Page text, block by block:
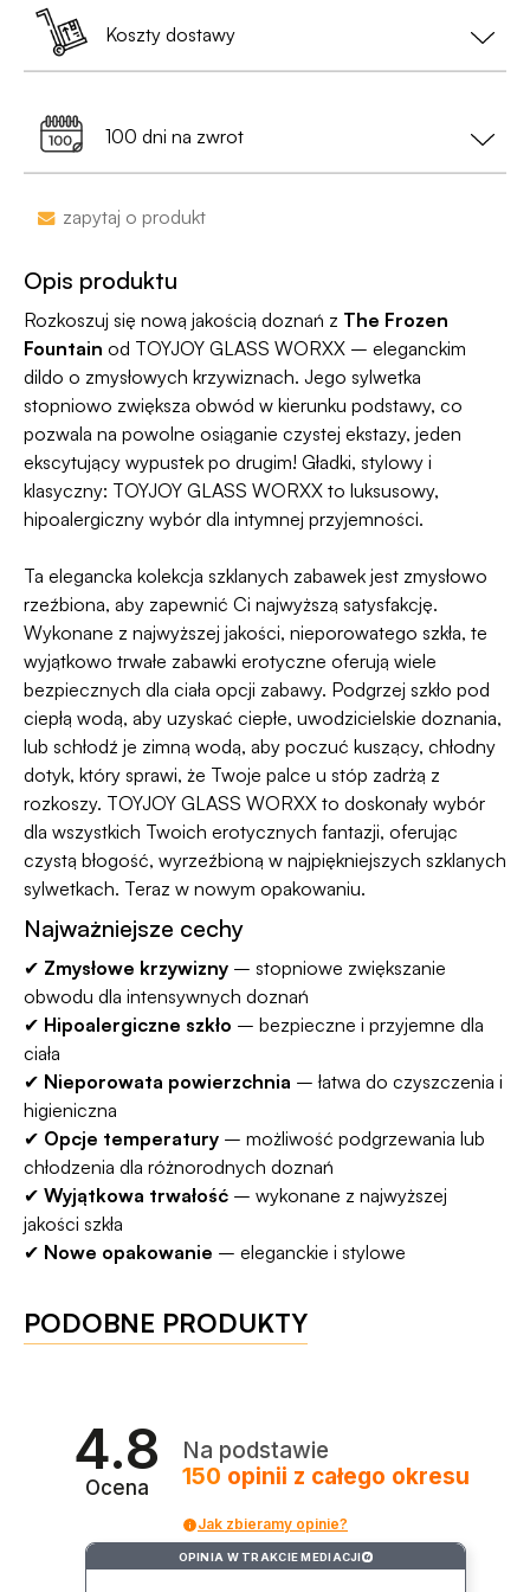
• Na etykiecie znajdzie sięneutralny nadawca,
Dyskrecji — jeśli ją naruszymy, zwrócimy Ci
samego dnia (w dni robocze).
Jest już po 13:00? Zamów teraz – wyślemy w
Koszty dostawy
przy zamówieniu za min. 199 zł
100 dni na zwrot
100 dni na zwrot. Sam proces jesy niezwykle
programu Wygodne Zwroty®
zapytaj o produkt
Opis produktu
Rozkoszuj się nową jakością doznań z The Frozen
Fountain od TOYJOY GLASS WORXX – eleganckim
dildo o zmysłowych krzywiznach. Jego sylwetka
stopniowo zwiększa obwód w kierunku podstawy, co
pozwala na powolne osiąganie czystej ekstazy, jeden
ekscytujący wypustek po drugim! Gładki, stylowy i
klasyczny: TOYJOY GLASS WORXX to luksusowy,
hipoalergiczny wybór dla intymnej przyjemności.
Ta elegancka kolekcja szklanych zabawek jest zmysłowo
rzeźbiona, aby zapewnić Ci najwyższą satysfakcję.
Wykonane z najwyższej jakości, nieporowatego szkła, te
wyjątkowo trwałe zabawki erotyczne oferują wiele
bezpiecznych dla ciała opcji zabawy. Podgrzej szkło pod
ciepłą wodą, aby uzyskać ciepłe, uwodzicielskie doznania,
lub schłodź je zimną wodą, aby poczuć kuszący, chłodny
dotyk, który sprawi, że Twoje palce u stóp zadrżą z
rozkoszy. TOYJOY GLASS WORXX to doskonały wybór
dla wszystkich Twoich erotycznych fantazji, oferując
czystą błogość, wyrzeźbioną w najpiękniejszych szklanych
sylwetkach. Teraz w nowym opakowaniu.
Najważniejsze cechy
✔ Zmysłowe krzywizny – stopniowe zwiększanie
obwodu dla intensywnych doznań
✔ Hipoalergiczne szkło – bezpieczne i przyjemne dla
ciała
✔ Nieporowata powierzchnia – łatwa do czyszczenia i
higieniczna
✔ Opcje temperatury – możliwość podgrzewania lub
chłodzenia dla różnorodnych doznań
✔ Wyjątkowa trwałość – wykonane z najwyższej
jakości szkła
✔ Nowe opakowanie – eleganckie i stylowe
PODOBNE PRODUKTY
4.8
Ocena
Na podstawie
150 opinii z całego okresu
Jak zbieramy opinie?
OPINIA W TRAKCIE MEDIACJI ?